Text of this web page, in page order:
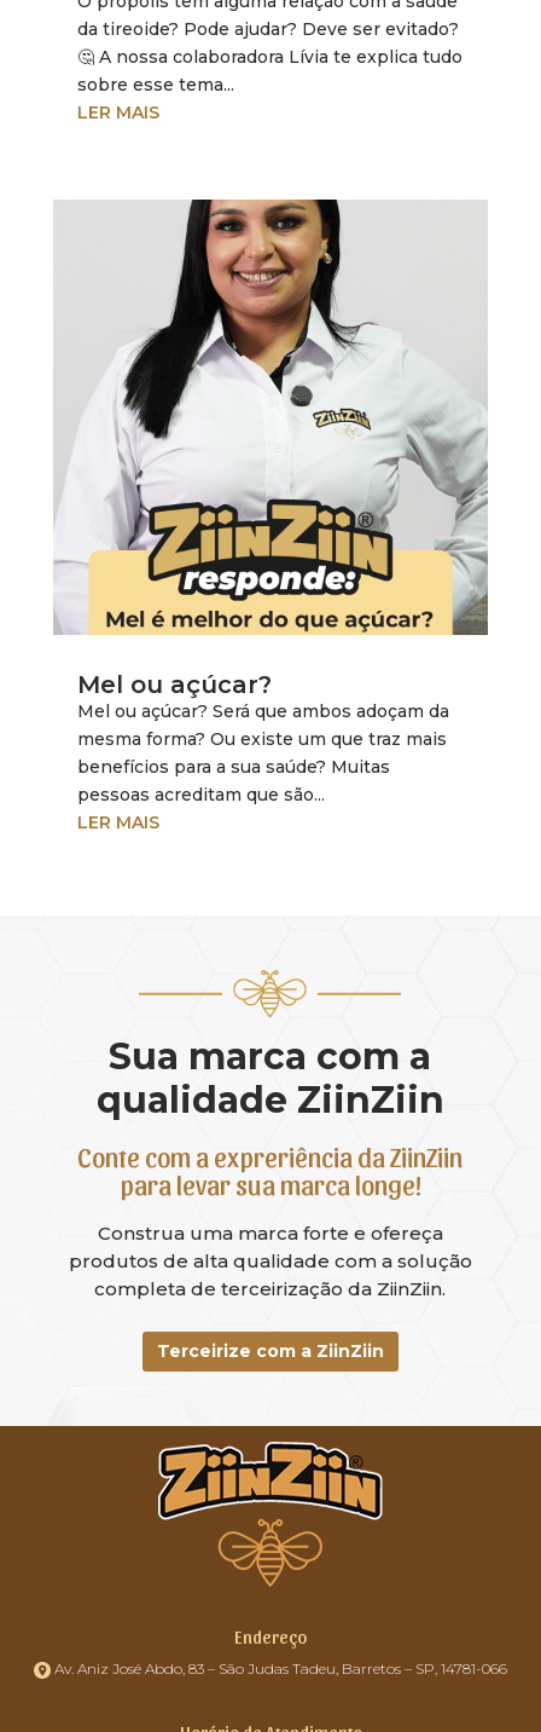
da tireoide? Pode ajudar? Deve ser evitado?
🤔 A nossa colaboradora Lívia te explica tudo
sobre esse tema...
LER MAIS
Mel ou açúcar?
Mel ou açúcar? Será que ambos adoçam da
mesma forma? Ou existe um que traz mais
benefícios para a sua saúde? Muitas
pessoas acreditam que são...
LER MAIS
Sua marca com a
qualidade ZiinZiin
Conte com a expreriência da ZiinZiin
para levar sua marca longe!
Construa uma marca forte e ofereça
produtos de alta qualidade com a solução
completa de terceirização da ZiinZiin.
Terceirize com a ZiinZiin
Endereço
Av. Aniz José Abdo, 83 – São Judas Tadeu, Barretos – SP, 14781-066